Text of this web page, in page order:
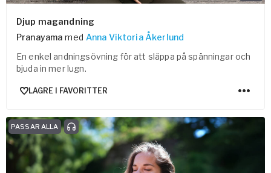
Djup magandning
Pranayama med Anna Viktoria Åkerlund
En enkel andningsövning för att släppa på spänningar och
bjuda in mer lugn.
LAGRE I FAVORITTER
PASSAR ALLA